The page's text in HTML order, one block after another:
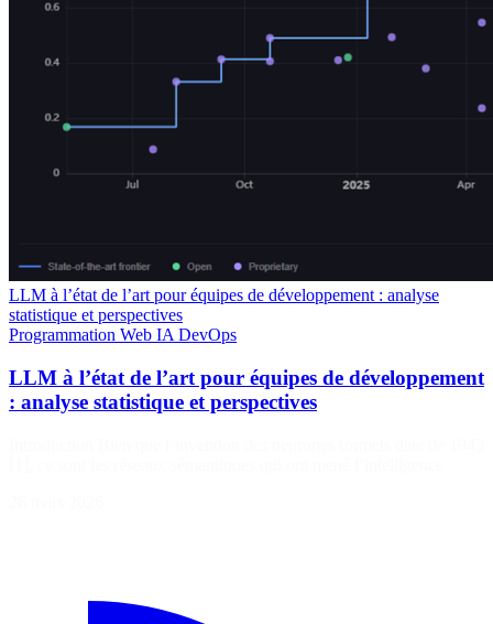
LLM à l’état de l’art pour équipes de développement : analyse
statistique et perspectives
Programmation Web IA DevOps
LLM à l’état de l’art pour équipes de développement
: analyse statistique et perspectives